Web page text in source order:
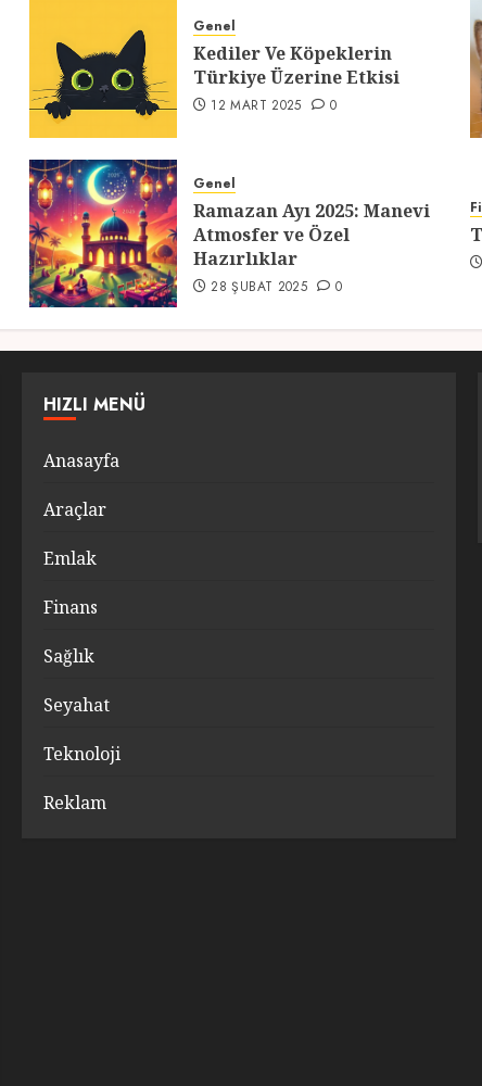
Genel
Kediler Ve Köpeklerin
Türkiye Üzerine Etkisi
12 MART 2025 0
Genel
Ramazan Ayı 2025: Manevi
Atmosfer ve Özel
Hazırlıklar
28 ŞUBAT 2025 0
HIZLI MENÜ
Anasayfa
Araçlar
Emlak
Finans
Sağlık
Seyahat
Teknoloji
Reklam